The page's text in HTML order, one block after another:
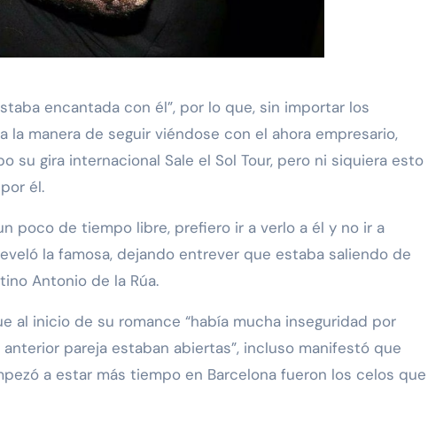
encantada con él”, por lo que, sin importar los
manera de seguir viéndose con el ahora empresario,
su gira internacional Sale el Sol Tour, pero ni siquiera esto
él.
poco de tiempo libre, prefiero ir a verlo a él y no ir a
la famosa, dejando entrever que estaba saliendo de
Antonio de la Rúa.
al inicio de su romance “había mucha inseguridad por
pareja estaban abiertas”, incluso manifestó que
a estar más tiempo en Barcelona fueron los celos que